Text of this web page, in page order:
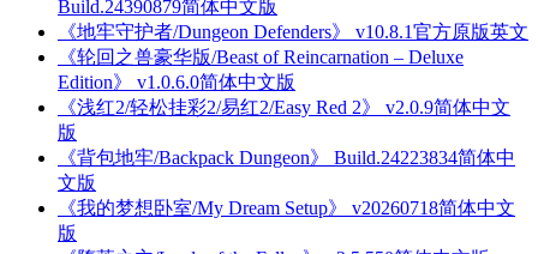
Build.24390879简体中文版
《地牢守护者/Dungeon Defenders》 v10.8.1官方原版英文
《轮回之兽豪华版/Beast of Reincarnation – Deluxe
Edition》 v1.0.6.0简体中文版
《浅红2/轻松挂彩2/易红2/Easy Red 2》 v2.0.9简体中文
版
《背包地牢/Backpack Dungeon》 Build.24223834简体中
文版
《我的梦想卧室/My Dream Setup》 v20260718简体中文
版